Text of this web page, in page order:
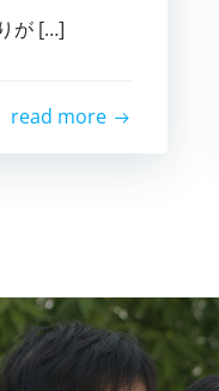
が […]
read more